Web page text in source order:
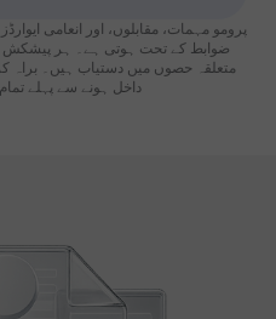
ضوابط کے تحت ہوتی ہے۔ ہر پیشکش
متعلقہ حصوں میں دستیاب ہیں۔ براہ
داخل ہونے سے پہلے